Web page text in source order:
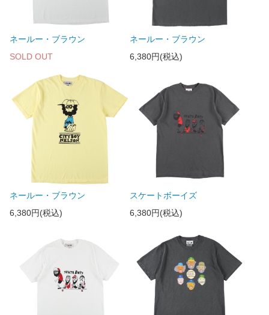
ネールー・ブラウン
SOLD OUT
ネールー・ブラウン
6,380円(税込)
ネールー・ブラウン
6,380円(税込)
スケートボーイズ
6,380円(税込)